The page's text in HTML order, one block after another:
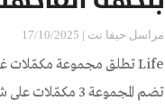
مراسل حيفا نت | 17/10/2025
Life تطلق مجموعة مكمّلات غذائية Jelly Beans
تضم المجموعة 3 مكمّلات على شكل سكاكر قابلة للمضغ بنكهة الفاكهة